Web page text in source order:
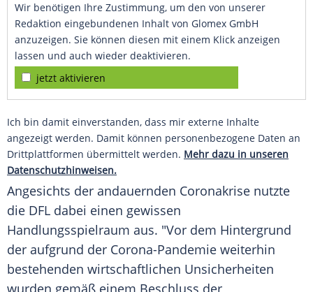
Wir benötigen Ihre Zustimmung, um den von unserer
Redaktion eingebundenen Inhalt von Glomex GmbH
anzuzeigen. Sie können diesen mit einem Klick anzeigen
lassen und auch wieder deaktivieren.
jetzt aktivieren
Ich bin damit einverstanden, dass mir externe Inhalte
angezeigt werden. Damit können personenbezogene Daten an
Drittplattformen übermittelt werden. Mehr dazu in unseren
Datenschutzhinweisen.
Angesichts der andauernden Coronakrise nutzte
die DFL dabei einen gewissen
Handlungsspielraum aus. "Vor dem Hintergrund
der aufgrund der Corona-Pandemie weiterhin
bestehenden wirtschaftlichen Unsicherheiten